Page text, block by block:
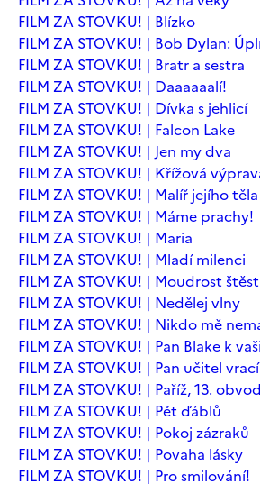
FILM ZA STOVKU! | Blízko
FILM ZA STOVKU! | Bob Dylan:
FILM ZA STOVKU! | Bratr a sestra
FILM ZA STOVKU! | Daaaaaalí!
FILM ZA STOVKU! | Dívka s jehlicí
FILM ZA STOVKU! | Falcon Lake
FILM ZA STOVKU! | Jen my dva
FILM ZA STOVKU! | Křížová
FILM ZA STOVKU! | Malíř jejího těla
FILM ZA STOVKU! | Máme prachy!
FILM ZA STOVKU! | Maria
FILM ZA STOVKU! | Mladí milenci
FILM ZA STOVKU! | Moudrost
FILM ZA STOVKU! | Nedělej vlny
FILM ZA STOVKU! | Nikdo mě
FILM ZA STOVKU! | Pan Blake k
FILM ZA STOVKU! | Pan učitel
FILM ZA STOVKU! | Paříž, 13. obvod
FILM ZA STOVKU! | Pět ďáblů
FILM ZA STOVKU! | Pokoj zázraků
FILM ZA STOVKU! | Povaha lásky
FILM ZA STOVKU! | Pro smilování!